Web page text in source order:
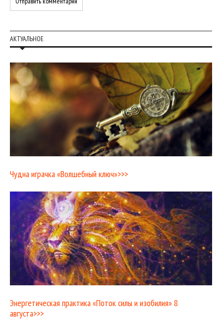
АКТУАЛЬНОЕ
Чудна играчка «Волшебный ключ»>>>
Энергетическая практика «Поток силы и изобилия» 8
августа>>>